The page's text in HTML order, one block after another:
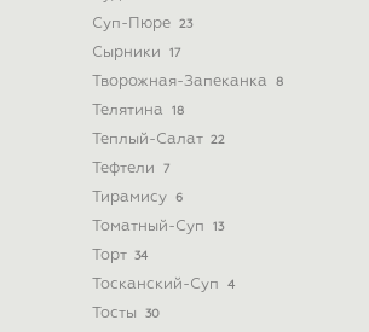
Суп-Пюре 23
Сырники 17
Творожная-Запеканка 8
Телятина 18
Теплый-Салат 22
Тефтели 7
Тирамису 6
Томатный-Суп 13
Торт 34
Тосканский-Суп 4
Тосты 30